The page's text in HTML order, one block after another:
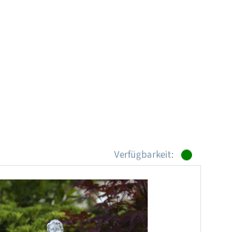
Verfügbarkeit: